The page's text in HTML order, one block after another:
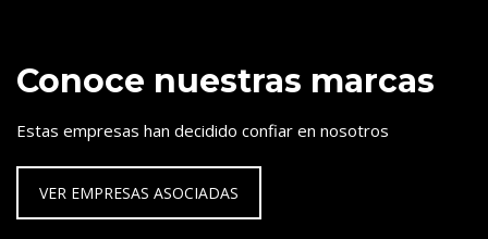
Conoce nuestras marcas
Estas empresas han decidido confiar en nosotros
VER EMPRESAS ASOCIADAS